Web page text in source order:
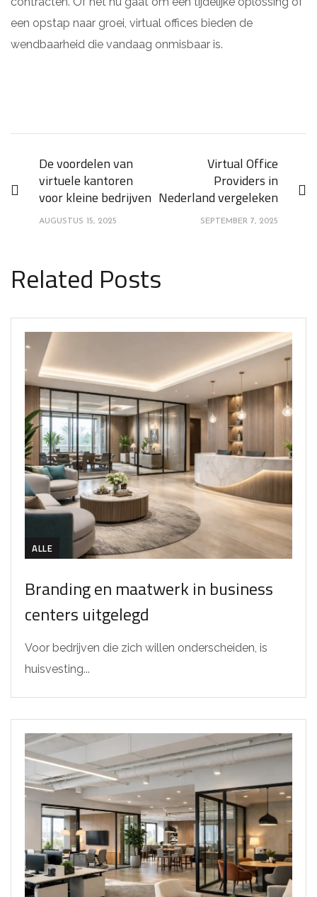
een opstap naar groei, virtual offices bieden de
wendbaarheid die vandaag onmisbaar is.
De voordelen van
virtuele kantoren
voor kleine bedrijven
AUGUSTUS 15, 2025
Virtual Office
Providers in
Nederland vergeleken
SEPTEMBER 7, 2025
Related Posts
ALLE
Branding en maatwerk in business
centers uitgelegd
Voor bedrijven die zich willen onderscheiden, is
huisvesting...